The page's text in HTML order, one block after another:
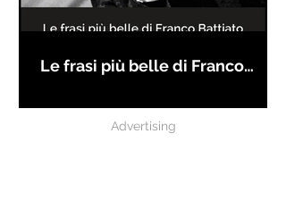
Le frasi più belle di Franco
Advertising